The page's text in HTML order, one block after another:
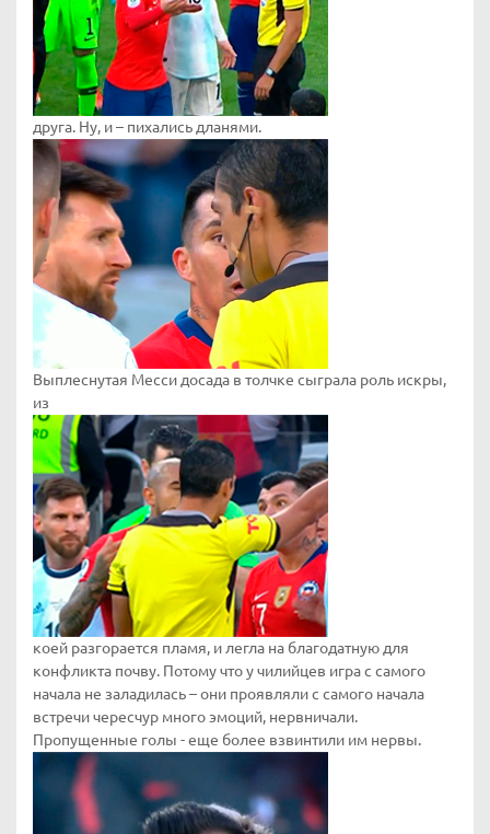
друга. Ну, и – пихались дланями.
Выплеснутая Месси досада в толчке сыграла роль искры,
из
коей разгорается пламя, и легла на благодатную для
конфликта почву. Потому что у чилийцев игра с самого
начала не заладилась – они проявляли с самого начала
встречи чересчур много эмоций, нервничали.
Пропущенные голы - еще более взвинтили им нервы.